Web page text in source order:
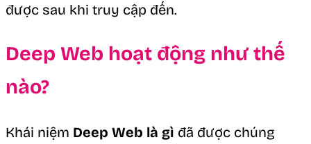
được sau khi truy cập đến.
Deep Web hoạt động như thế
nào?
Khái niệm Deep Web là gì đã được chúng